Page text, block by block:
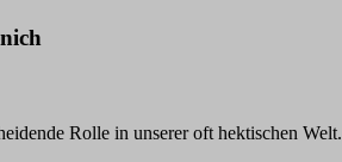
Rolle in unserer oft hektischen Welt.